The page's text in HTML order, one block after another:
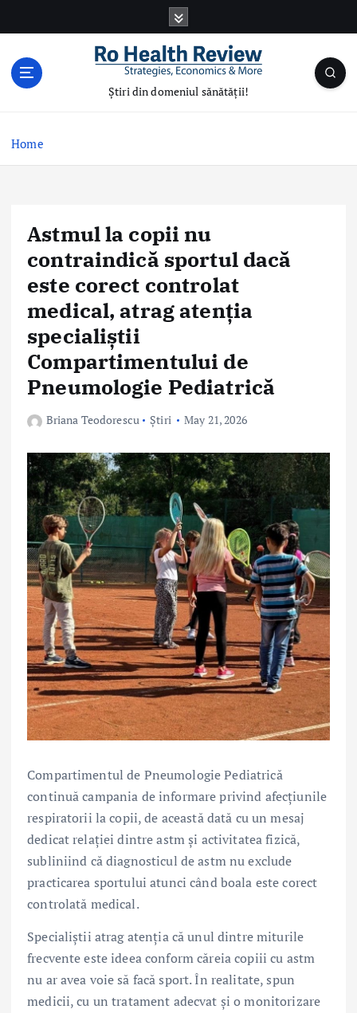
Știri din domeniul sănătății!
Home
Astmul la copii nu
contraindică sportul dacă
este corect controlat
medical, atrag atenția
specialiștii
Compartimentului de
Pneumologie Pediatrică
Briana Teodorescu Știri May 21, 2026
Compartimentul de Pneumologie Pediatrică
continuă campania de informare privind afecțiunile
respiratorii la copii, de această dată cu un mesaj
dedicat relației dintre astm și activitatea fizică,
subliniind că diagnosticul de astm nu exclude
practicarea sportului atunci când boala este corect
controlată medical.
Specialiștii atrag atenția că unul dintre miturile
frecvente este ideea conform căreia copiii cu astm
nu ar avea voie să facă sport. În realitate, spun
medicii, cu un tratament adecvat și o monitorizare